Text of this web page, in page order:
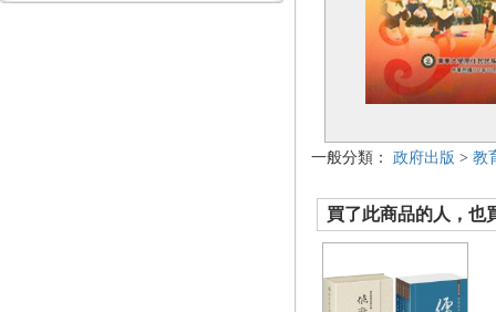
一般分類： 政府出版 > 教
買了此商品的人，也